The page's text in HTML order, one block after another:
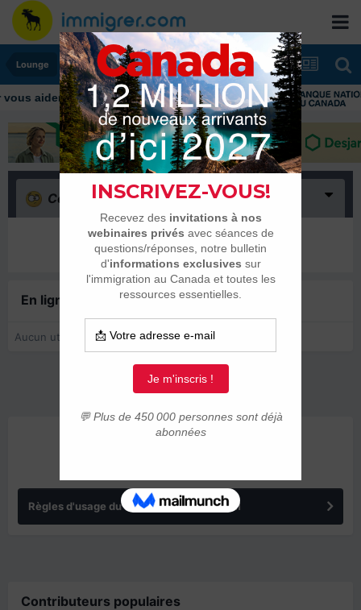
Lounge
Confus (0)
Il n’y a encore rien ici
En ligne récemment0 membre est en ligne
Aucun utilisateur enregistré regarde cette page.
Règles d'usage du forum IMMIGRER.COM
Contributeurs populaires